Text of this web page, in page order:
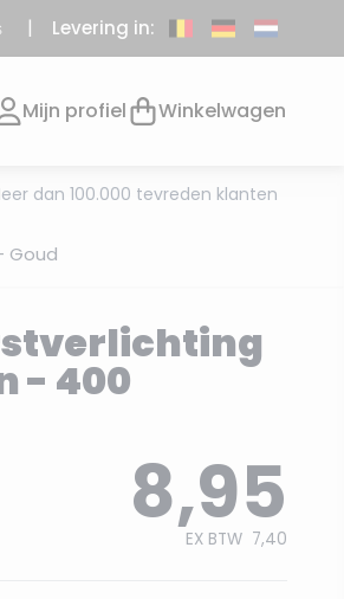
Levering in:
Mijn profiel Winkelwagen
dan 100.000 tevreden klanten
Goud
- 400
8,95
EX BTW 7,40